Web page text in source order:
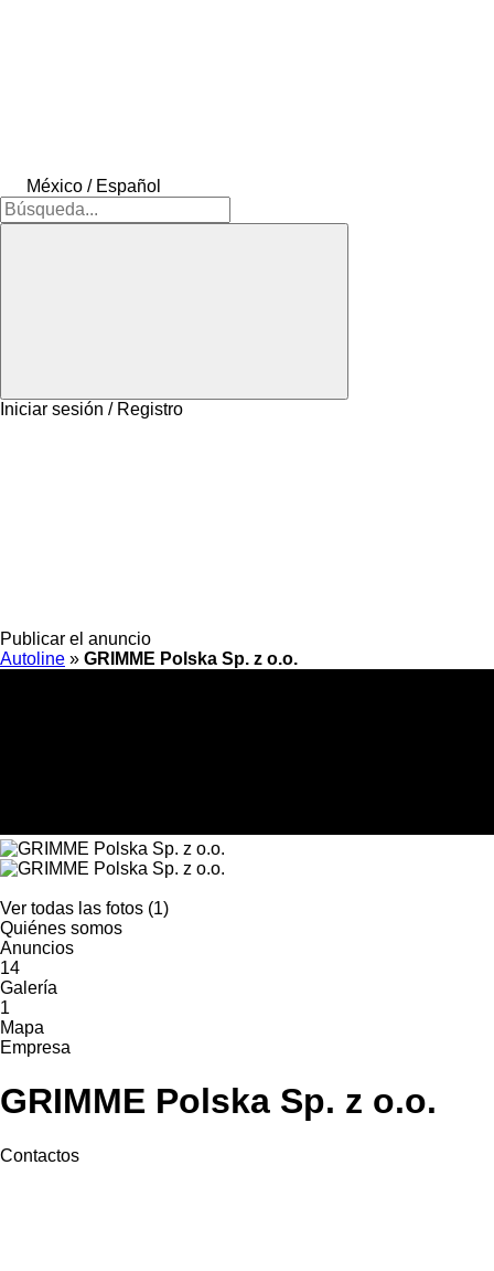
México / Español
Iniciar sesión / Registro
Publicar el anuncio
Autoline » GRIMME Polska Sp. z o.o.
Ver todas las fotos (1)
Quiénes somos
Anuncios
14
Galería
1
Mapa
Empresa
GRIMME Polska Sp. z o.o.
Contactos